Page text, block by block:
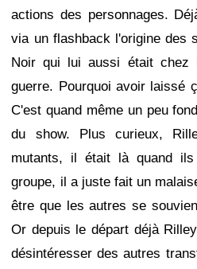
actions des personnages.
via un flashback l'origine des
Noir qui lui aussi était chez
guerre. Pourquoi avoir laissé
C'est quand même un peu
du show. Plus curieux,
mutants, il était là quand
groupe, il a juste fait un
être que les autres se
Or depuis le départ déjà
désintéresser des autres